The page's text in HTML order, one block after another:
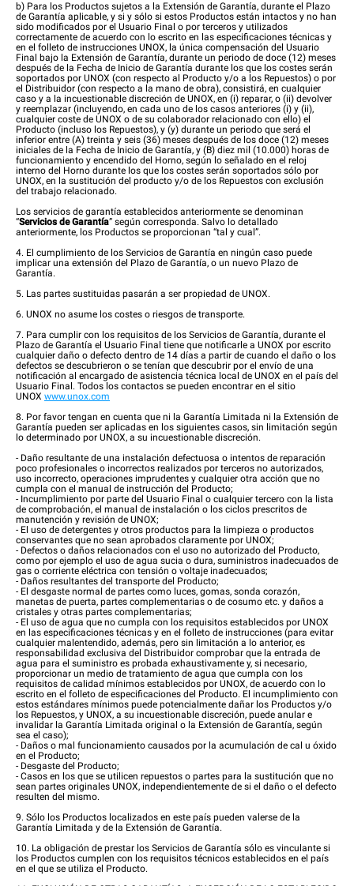
b) Para los Productos sujetos a la Extensión de Garantía, durante el Plazo
de Garantía aplicable, y si y sólo si estos Productos están intactos y no han
sido modificados por el Usuario Final o por terceros y utilizados
correctamente de acuerdo con lo escrito en las especificaciones técnicas y
en el folleto de instrucciones UNOX, la única compensación del Usuario
Final bajo la Extensión de Garantía, durante un periodo de doce (12) meses
después de la Fecha de Inicio de Garantía durante los que los costes serán
soportados por UNOX (con respecto al Producto y/o a los Repuestos) o por
el Distribuidor (con respecto a la mano de obra), consistirá, en cualquier
caso y a la incuestionable discreción de UNOX, en (i) reparar, o (ii) devolver
y reemplazar (incluyendo, en cada uno de los casos anteriores (i) y (ii),
cualquier coste de UNOX o de su colaborador relacionado con ello) el
Producto (incluso los Repuestos), y (y) durante un periodo que será el
inferior entre (A) treinta y seis (36) meses después de los doce (12) meses
iniciales de la Fecha de Inicio de Garantía, y (B) diez mil (10.000) horas de
funcionamiento y encendido del Horno, según lo señalado en el reloj
interno del Horno durante los que los costes serán soportados sólo por
UNOX, en la sustitución del producto y/o de los Repuestos con exclusión
del trabajo relacionado.
Los servicios de garantía establecidos anteriormente se denominan
“Servicios de Garantía” según corresponda. Salvo lo detallado
anteriormente, los Productos se proporcionan “tal y cual”.
4. El cumplimiento de los Servicios de Garantía en ningún caso puede
implicar una extensión del Plazo de Garantía, o un nuevo Plazo de
Garantía.
5. Las partes sustituidas pasarán a ser propiedad de UNOX.
6. UNOX no asume los costes o riesgos de transporte.
7. Para cumplir con los requisitos de los Servicios de Garantía, durante el
Plazo de Garantía el Usuario Final tiene que notificarle a UNOX por escrito
cualquier daño o defecto dentro de 14 días a partir de cuando el daño o los
defectos se descubrieron o se tenían que descubrir por el envío de una
notificación al encargado de asistencia técnica local de UNOX en el país del
Usuario Final. Todos los contactos se pueden encontrar en el sitio
UNOX www.unox.com
8. Por favor tengan en cuenta que ni la Garantía Limitada ni la Extensión de
Garantía pueden ser aplicadas en los siguientes casos, sin limitación según
lo determinado por UNOX, a su incuestionable discreción.
- Daño resultante de una instalación defectuosa o intentos de reparación
poco profesionales o incorrectos realizados por terceros no autorizados,
uso incorrecto, operaciones imprudentes y cualquier otra acción que no
cumpla con el manual de instrucción del Producto;
- Incumplimiento por parte del Usuario Final o cualquier tercero con la lista
de comprobación, el manual de instalación o los ciclos prescritos de
manutención y revisión de UNOX;
- El uso de detergentes y otros productos para la limpieza o productos
conservantes que no sean aprobados claramente por UNOX;
- Defectos o daños relacionados con el uso no autorizado del Producto,
como por ejemplo el uso de agua sucia o dura, suministros inadecuados de
gas o corriente eléctrica con tensión o voltaje inadecuados;
- Daños resultantes del transporte del Producto;
- El desgaste normal de partes como luces, gomas, sonda corazón,
manetas de puerta, partes complementarias o de cosumo etc. y daños a
cristales y otras partes complementarias;
- El uso de agua que no cumpla con los requisitos establecidos por UNOX
en las especificaciones técnicas y en el folleto de instrucciones (para evitar
cualquier malentendido, además, pero sin limitación a lo anterior, es
responsabilidad exclusiva del Distribuidor comprobar que la entrada de
agua para el suministro es probada exhaustivamente y, si necesario,
proporcionar un medio de tratamiento de agua que cumpla con los
requisitos de calidad mínimos establecidos por UNOX, de acuerdo con lo
escrito en el folleto de especificaciones del Producto. El incumplimiento con
estos estándares mínimos puede potencialmente dañar los Productos y/o
los Repuestos, y UNOX, a su incuestionable discreción, puede anular e
invalidar la Garantía Limitada original o la Extensión de Garantía, según
sea el caso);
- Daños o mal funcionamiento causados por la acumulación de cal u óxido
en el Producto;
- Desgaste del Producto;
- Casos en los que se utilicen repuestos o partes para la sustitución que no
sean partes originales UNOX, independientemente de si el daño o el defecto
resulten del mismo.
9. Sólo los Productos localizados en este país pueden valerse de la
Garantía Limitada y de la Extensión de Garantía.
10. La obligación de prestar los Servicios de Garantía sólo es vinculante si
los Productos cumplen con los requisitos técnicos establecidos en el país
en el que se utiliza el Producto.